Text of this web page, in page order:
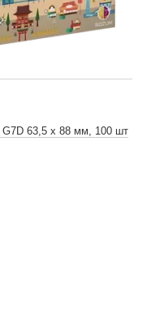
G7D 63,5 x 88 мм, 100 шт